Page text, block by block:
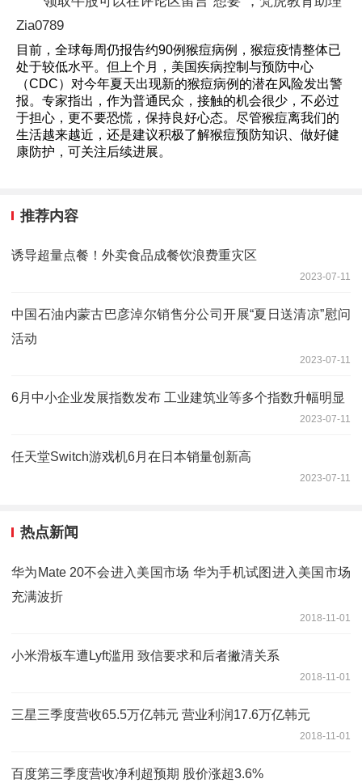
Zia0789
目前，全球每周仍报告约90例猴痘病例，猴痘疫情整体已
处于较低水平。但上个月，美国疾病控制与预防中心
（CDC）对今年夏天出现新的猴痘病例的潜在风险发出警
报。专家指出，作为普通民众，接触的机会很少，不必过
于担心，更不要恐慌，保持良好心态。尽管猴痘离我们的
生活越来越近，还是建议积极了解猴痘预防知识、做好健
康防护，可关注后续进展。
推荐内容
诱导超量点餐！外卖食品成餐饮浪费重灾区
2023-07-11
中国石油内蒙古巴彦淖尔销售分公司开展“夏日送清凉”慰问
活动
2023-07-11
6月中小企业发展指数发布 工业建筑业等多个指数升幅明显
2023-07-11
任天堂Switch游戏机6月在日本销量创新高
2023-07-11
热点新闻
华为Mate 20不会进入美国市场 华为手机试图进入美国市场
充满波折
2018-11-01
小米滑板车遭Lyft滥用 致信要求和后者撇清关系
2018-11-01
三星三季度营收65.5万亿韩元 营业利润17.6万亿韩元
2018-11-01
百度第三季度营收净利超预期 股价涨超3.6%